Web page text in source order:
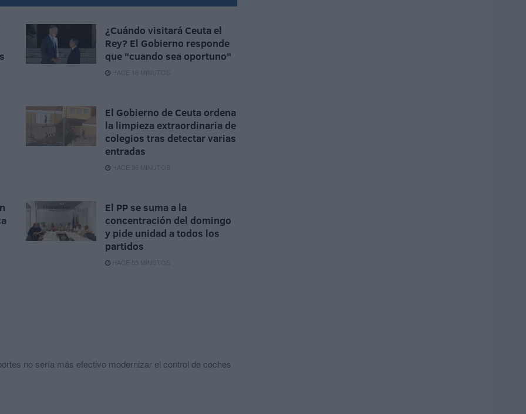
¿Cuándo visitará Ceuta el
Rey? El Gobierno responde
que "cuando sea oportuno"
HACE 16 MINUTOS
El Gobierno de Ceuta ordena
la limpieza extraordinaria de
colegios tras detectar varias
entradas
HACE 36 MINUTOS
El PP se suma a la
concentración del domingo
y pide unidad a todos los
partidos
HACE 55 MINUTOS
no sería más efectivo modernizar el control de coches